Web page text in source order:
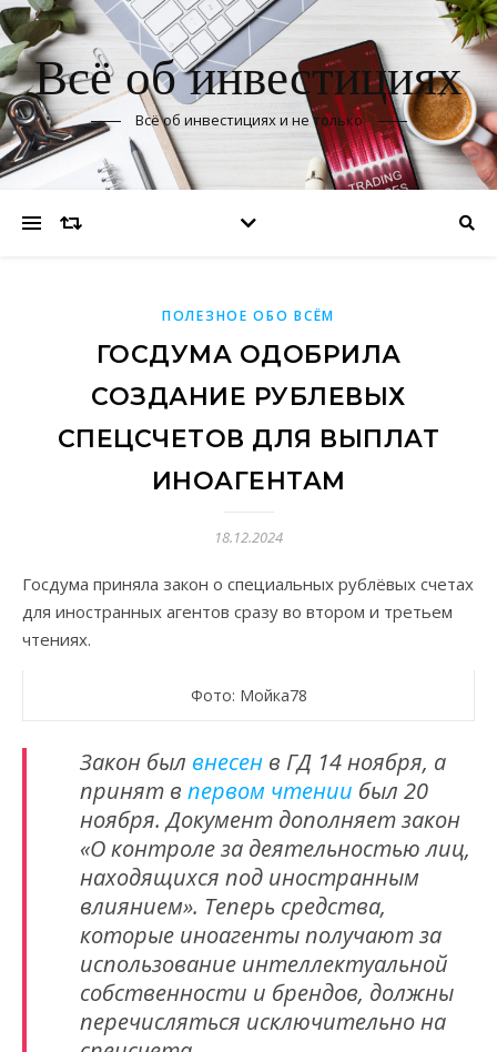
Всё об инвестициях
Всё об инвестициях и не только
ПОЛЕЗНОЕ ОБО ВСЁМ
ГОСДУМА ОДОБРИЛА
СОЗДАНИЕ РУБЛЕВЫХ
СПЕЦСЧЕТОВ ДЛЯ ВЫПЛАТ
ИНОАГЕНТАМ
18.12.2024
Госдума приняла закон о специальных рублёвых счетах
для иностранных агентов сразу во втором и третьем
чтениях.
Фото: Мойка78
Закон был внесен в ГД 14 ноября, а
принят в первом чтении был 20
ноября. Документ дополняет закон
«О контроле за деятельностью лиц,
находящихся под иностранным
влиянием». Теперь средства,
которые иноагенты получают за
использование интеллектуальной
собственности и брендов, должны
перечисляться исключительно на